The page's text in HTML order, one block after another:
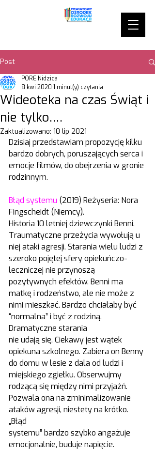
Post
Wideoteka na czas Świąt i
nie tylko….
PORE Nidzica
8 kwi 2020 1 minut(y) czytania
Zaktualizowano: 10 lip 2021
Dzisiaj przedstawiam propozycję kilku
bardzo dobrych, poruszających serca i
emocje filmów, do obejrzenia w gronie
rodzinnym.
Błąd systemu (2019) Reżyseria: Nora
Fingscheidt (Niemcy).
Historia 10 letniej dziewczynki Benni.
Traumatyczne przeżycia wywołują u
niej ataki agresji. Starania wielu ludzi z
szeroko pojętej sfery opiekuńczo-
leczniczej nie przynoszą
pozytywnych efektów. Benni ma
matkę i rodzeństwo, ale nie może z
nimi mieszkać. Bardzo chciałaby być
“normalna” i być z rodziną.
Dramatyczne starania
nie udają się. Ciekawy jest wątek
opiekuna szkolnego. Zabiera on Benny
do domu w lesie z dala od ludzi i
miejskiego zgiełku. Obserwujmy
rodzącą się między nimi przyjaźń.
Pozwala ona na zminimalizowanie
ataków agresji, niestety na krótko.
„Błąd
systemu” bardzo szybko angażuje
emocjonalnie, buduje napięcie.